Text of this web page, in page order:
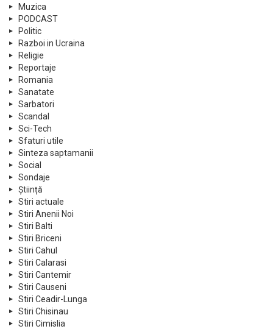
Muzica
PODCAST
Politic
Razboi in Ucraina
Religie
Reportaje
Romania
Sanatate
Sarbatori
Scandal
Sci-Tech
Sfaturi utile
Sinteza saptamanii
Social
Sondaje
Știință
Stiri actuale
Stiri Anenii Noi
Stiri Balti
Stiri Briceni
Stiri Cahul
Stiri Calarasi
Stiri Cantemir
Stiri Causeni
Stiri Ceadir-Lunga
Stiri Chisinau
Stiri Cimislia